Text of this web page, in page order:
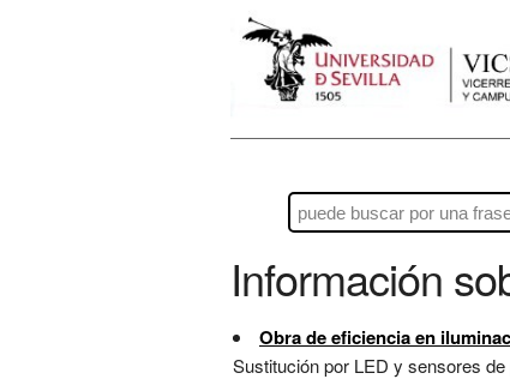
Información
Obra de eficiencia en
Sustitución por LED y sensores